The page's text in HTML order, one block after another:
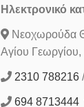
Ηλεκτρονικό
Νεοχωρούδα
Αγίου
2310 788216
694 8713444